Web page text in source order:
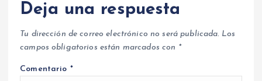
Deja una respuesta
Tu dirección de correo electrónico no será publicada. Los
campos obligatorios están marcados con *
Comentario *